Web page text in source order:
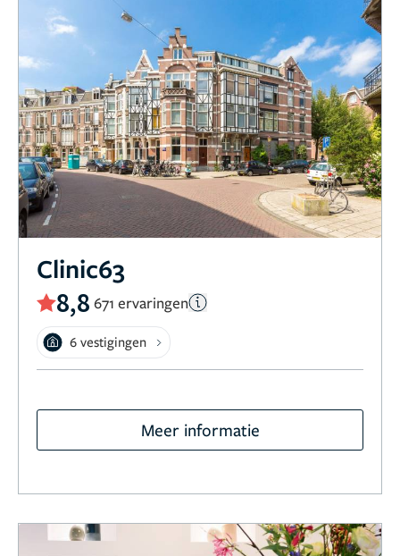
Clinic63
8,8 671 ervaringen
6 vestigingen
Meer informatie